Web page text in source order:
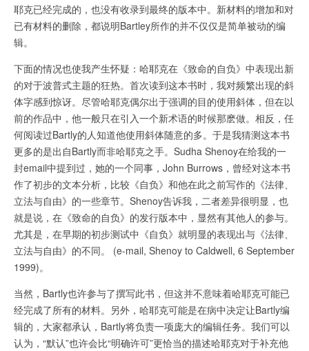
耶克已经完成的，也没有收录到最终的版本中。新材料的增加和对
已有材料的删除，都说明Bartley所作的并不仅仅是简单被动的编
辑。
下面的情况也使我产生怀疑：哈耶克在《致命的自负》中表现出新
的对于波普式主题的狂热。首次读到这本书时，我对频繁出现的斜
体字感到惊讶。尽管哈耶克偶尔出于强调的目的使用斜体，但在以
前的作品中，他一般只在引入一个新术语的时候那麽做。相反，任
何阅读过Bartly的人知道他使用斜体随意的多。于是我猜测这本书
更多的是出自Bartly而非哈耶克之手。Sudha Shenoy在给我的一
封email中提到过，她的一个同事，John Burrows，曾经对这本书
作了初步的文本分析，比较《自负》和他在此之前写作的《法律、
立法与自由》的一些章节。Shenoy告诉我，二者差异很明显，也
就是说，在《致命的自负》的发行版本中，显然有其他人的参与。
尤其是，在早期的初步测试中《自负》就明显的表现出与《法律、
立法与自由》的不同。 (e-mail, Shenoy to Caldwell, 6 September
1999)。
当然，Bartly也许参与了撰写此书，但这并不意味着哈耶克可能已
经完成了所有的材料。另外，哈耶克可能是在病中决定让Bartly编
辑的，大家都承认，Bartly将负责一项庞大的编辑任务。我们可以
认为，“默认”也许会比“明确许可”更恰当的描述哈耶克对于补充他